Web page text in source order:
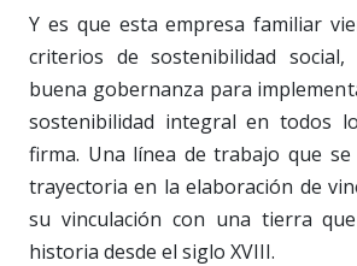
Y es que esta empresa familiar
criterios de sostenibilidad social,
buena gobernanza para
sostenibilidad integral en todos
firma. Una línea de trabajo que
trayectoria en la elaboración de
su vinculación con una tierra
historia desde el siglo XVIII.